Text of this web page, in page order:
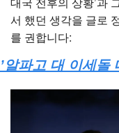
서 했던 생각을 글로
를 권합니다:
’알파고 대 이세돌